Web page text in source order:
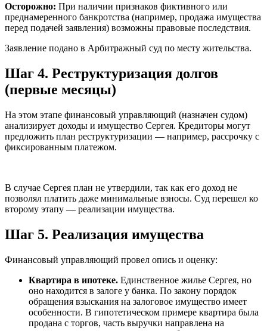
Осторожно: При наличии признаков фиктивного или
преднамеренного банкротства (например, продажа имущества
перед подачей заявления) возможны правовые последствия.
Заявление подано в Арбитражный суд по месту жительства.
Шаг 4. Реструктуризация долгов
(первые месяцы)
На этом этапе финансовый управляющий (назначен судом)
анализирует доходы и имущество Сергея. Кредиторы могут
предложить план реструктуризации — например, рассрочку с
фиксированным платежом.
В случае Сергея план не утвердили, так как его доход не
позволял платить даже минимальные взносы. Суд перешел ко
второму этапу — реализации имущества.
Шаг 5. Реализация имущества
Финансовый управляющий провел опись и оценку:
Квартира в ипотеке. Единственное жилье Сергея, но
оно находится в залоге у банка. По закону порядок
обращения взыскания на залоговое имущество имеет
особенности. В гипотетическом примере квартира была
продана с торгов, часть выручки направлена на